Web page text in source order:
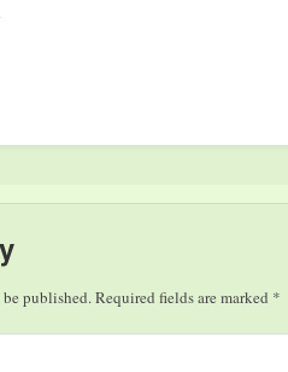
published.Required fields are marked *